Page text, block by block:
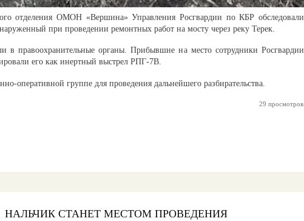
отделения ОМОН «Вершина» Управления Росгвардии по КБР обследовали
при проведении ремонтных работ на мосту через реку Терек.
в правоохранительные органы. Прибывшие на место сотрудники Росгвардии
его как инертный выстрел РПГ-7В.
оперативной группе для проведения дальнейшего разбирательства.
29 просмотров
НАЛЬЧИК СТАНЕТ МЕСТОМ ПРОВЕДЕНИЯ